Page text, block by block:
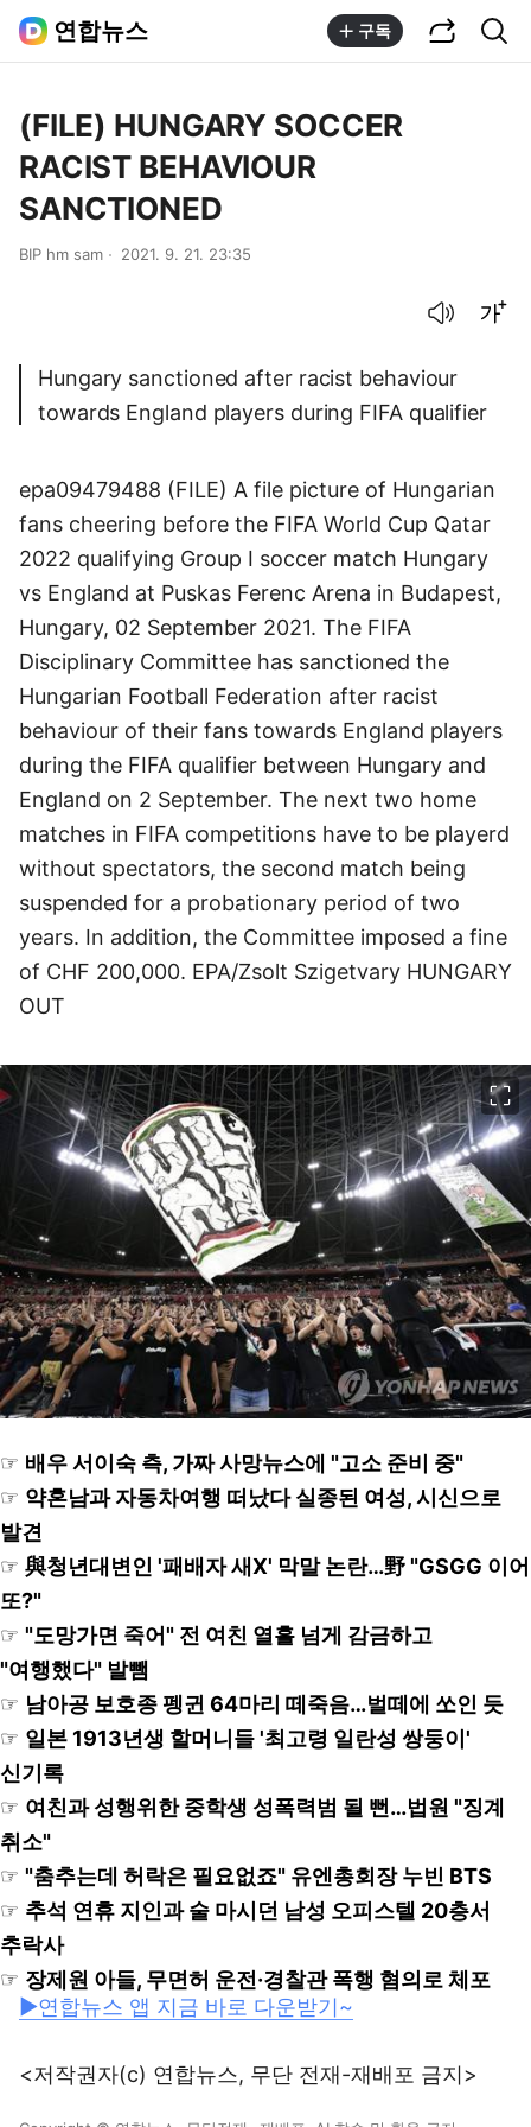
연합뉴스 구독
(FILE) HUNGARY SOCCER
RACIST BEHAVIOUR
SANCTIONED
BIP hm sam 2021. 9. 21. 23:35
Hungary sanctioned after racist behaviour
towards England players during FIFA qualifier
epa09479488 (FILE) A file picture of Hungarian
fans cheering before the FIFA World Cup Qatar
2022 qualifying Group I soccer match Hungary
vs England at Puskas Ferenc Arena in Budapest,
Hungary, 02 September 2021. The FIFA
Disciplinary Committee has sanctioned the
Hungarian Football Federation after racist
behaviour of their fans towards England players
during the FIFA qualifier between Hungary and
England on 2 September. The next two home
matches in FIFA competitions have to be playerd
without spectators, the second match being
suspended for a probationary period of two
years. In addition, the Committee imposed a fine
of CHF 200,000. EPA/Zsolt Szigetvary HUNGARY
OUT
☞ 배우 서이숙 측, 가짜 사망뉴스에 "고소 준비 중"
☞ 약혼남과 자동차여행 떠났다 실종된 여성, 시신으로
발견
☞ 與청년대변인 '패배자 새X' 막말 논란…野 "GSGG 이어
또?"
☞ "도망가면 죽어" 전 여친 열흘 넘게 감금하고
"여행했다" 발뺌
☞ 남아공 보호종 펭귄 64마리 떼죽음…벌떼에 쏘인 듯
☞ 일본 1913년생 할머니들 '최고령 일란성 쌍둥이'
신기록
☞ 여친과 성행위한 중학생 성폭력범 될 뻔…법원 "징계
취소"
☞ "춤추는데 허락은 필요없죠" 유엔총회장 누빈 BTS
☞ 추석 연휴 지인과 술 마시던 남성 오피스텔 20층서
추락사
☞ 장제원 아들, 무면허 운전·경찰관 폭행 혐의로 체포
▶연합뉴스 앱 지금 바로 다운받기~
<저작권자(c) 연합뉴스, 무단 전재-재배포 금지>